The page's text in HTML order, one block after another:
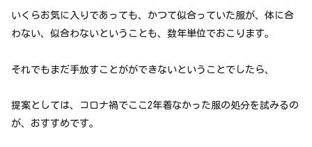
いくらお気に入りであっても、かつて似合っていた服が、体に合
わない、似合わないということも、数年単位でおこります。
それでもまだ手放すことがができないということでしたら、
提案としては、コロナ禍でここ2年着なかった服の処分を試みるの
が、おすすめです。